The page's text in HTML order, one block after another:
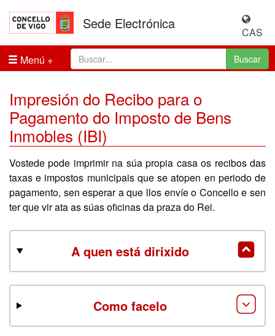
Sede Electrónica
CAS
Menú
Buscar
Impresión do Recibo para o
Pagamento do Imposto de Bens
Inmobles (IBI)
Vostede pode imprimir na súa propia casa os recibos das
taxas e impostos municipais que se atopen en periodo de
pagamento, sen esperar a que llos envíe o Concello e sen
ter que vir ata as súas oficinas da praza do Rei.
A quen está dirixido
Como facelo